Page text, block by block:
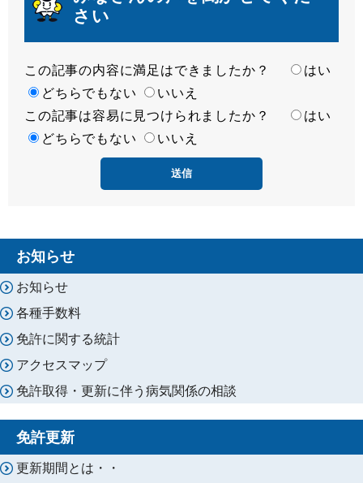
さい
満
足
度
この記事の内容に満足はできましたか？
はい
どちらでもない
いいえ
容
易
この記事は容易に見つけられましたか？
はい
どちらでもない
いいえ
お知らせ
お知らせ
各種手数料
免許に関する統計
アクセスマップ
免許取得・更新に伴う病気関係の相談
免許更新
更新期間とは・・